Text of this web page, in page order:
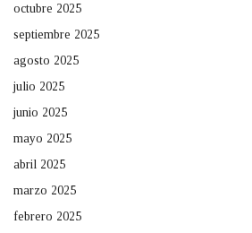
octubre 2025
septiembre 2025
agosto 2025
julio 2025
junio 2025
mayo 2025
abril 2025
marzo 2025
febrero 2025